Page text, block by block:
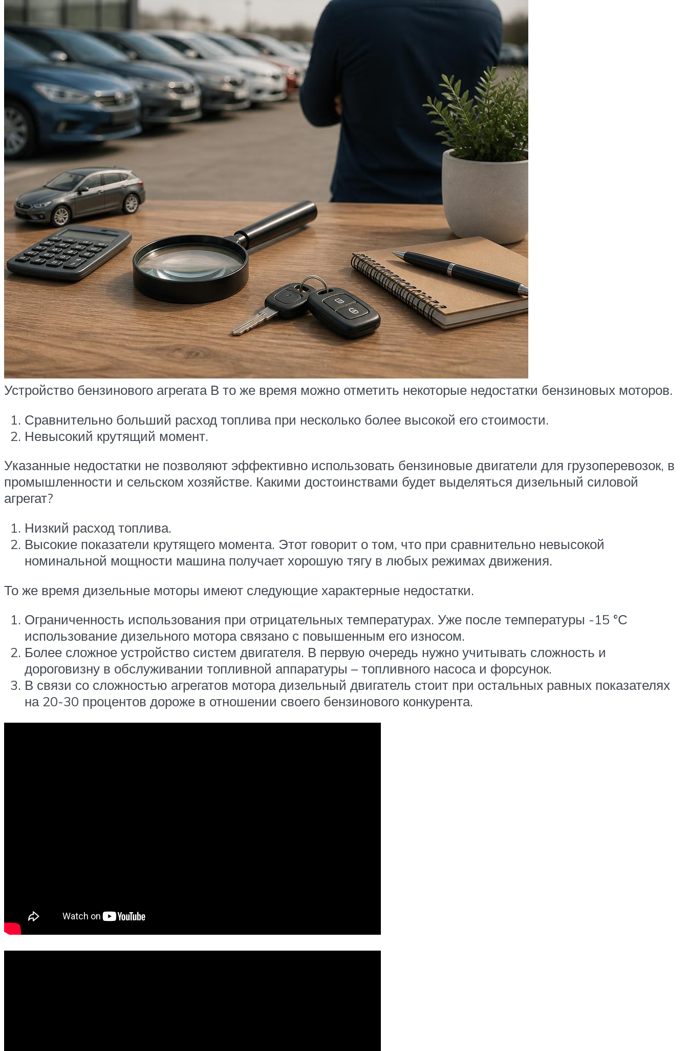
Устройство бензинового агрегата В то же время можно отметить некоторые недостатки бензиновых моторов.
Сравнительно больший расход топлива при несколько более высокой его стоимости.
Невысокий крутящий момент.
Указанные недостатки не позволяют эффективно использовать бензиновые двигатели для грузоперевозок, в
промышленности и сельском хозяйстве. Какими достоинствами будет выделяться дизельный силовой
агрегат?
Низкий расход топлива.
Высокие показатели крутящего момента. Этот говорит о том, что при сравнительно невысокой
номинальной мощности машина получает хорошую тягу в любых режимах движения.
То же время дизельные моторы имеют следующие характерные недостатки.
Ограниченность использования при отрицательных температурах. Уже после температуры -15 °С
использование дизельного мотора связано с повышенным его износом.
Более сложное устройство систем двигателя. В первую очередь нужно учитывать сложность и
дороговизну в обслуживании топливной аппаратуры – топливного насоса и форсунок.
В связи со сложностью агрегатов мотора дизельный двигатель стоит при остальных равных показателях
на 20-30 процентов дороже в отношении своего бензинового конкурента.